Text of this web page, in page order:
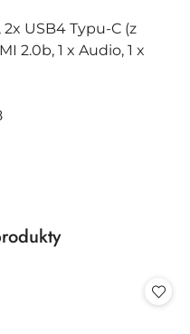
2x USB4 Typu-C (z
2.0b, 1 x Audio, 1 x